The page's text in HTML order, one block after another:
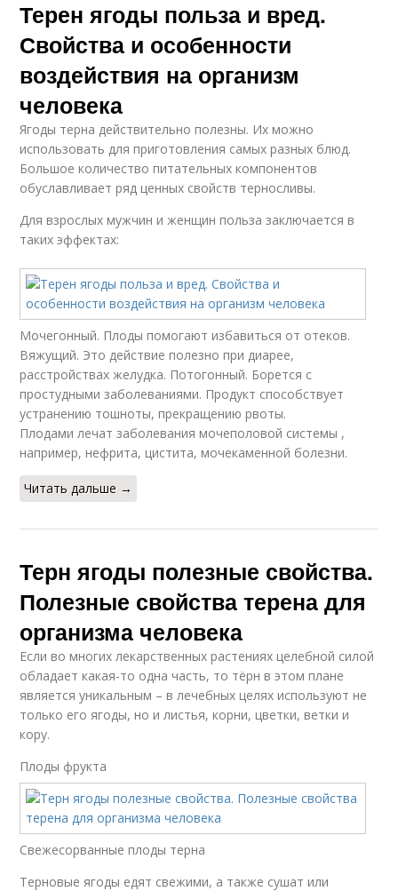
Терен ягоды польза и вред.
Свойства и особенности
воздействия на организм
человека
Ягоды терна действительно полезны. Их можно
использовать для приготовления самых разных блюд.
Большое количество питательных компонентов
обуславливает ряд ценных свойств терносливы.
Для взрослых мужчин и женщин польза заключается в
таких эффектах:
Мочегонный. Плоды помогают избавиться от отеков.
Вяжущий. Это действие полезно при диарее,
расстройствах желудка. Потогонный. Борется с
простудными заболеваниями. Продукт способствует
устранению тошноты, прекращению рвоты.
Плодами лечат заболевания мочеполовой системы ,
например, нефрита, цистита, мочекаменной болезни.
Читать дальше →
Терн ягоды полезные свойства.
Полезные свойства терена для
организма человека
Если во многих лекарственных растениях целебной силой
обладает какая-то одна часть, то тёрн в этом плане
является уникальным – в лечебных целях используют не
только его ягоды, но и листья, корни, цветки, ветки и
кору.
Плоды фрукта
Свежесорванные плоды терна
Терновые ягоды едят свежими, а также сушат или